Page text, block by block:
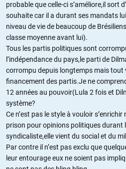
probable que celle-ci s’améliore,il sort
souhaite car il a durant ses mandats
niveau de vie de beaucoup de
classe moyenne avant lui).
Tous les partis politiques sont
l’indépendance du pays,le parti de
corrompu depuis longtemps mais tout
financement des partis.Je ne
12 années au pouvoir(Lula 2 fois et
système?
Ce n’est pas le style à vouloir
prison pour opinions politiques durant
syndicaliste,elle vient du social et du
Par contre il n’est pas exclu que
leur entourage eux ne soient pas